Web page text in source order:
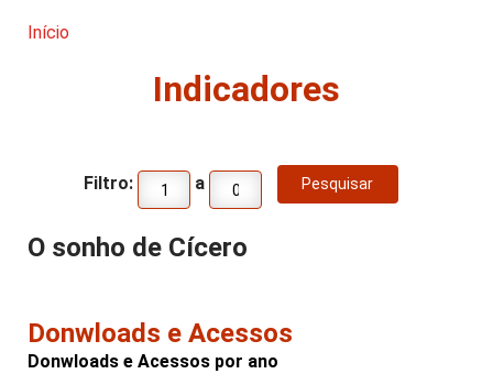
Início
Indicadores
Filtro: a
O sonho de Cícero
Donwloads e Acessos
Donwloads e Acessos por ano